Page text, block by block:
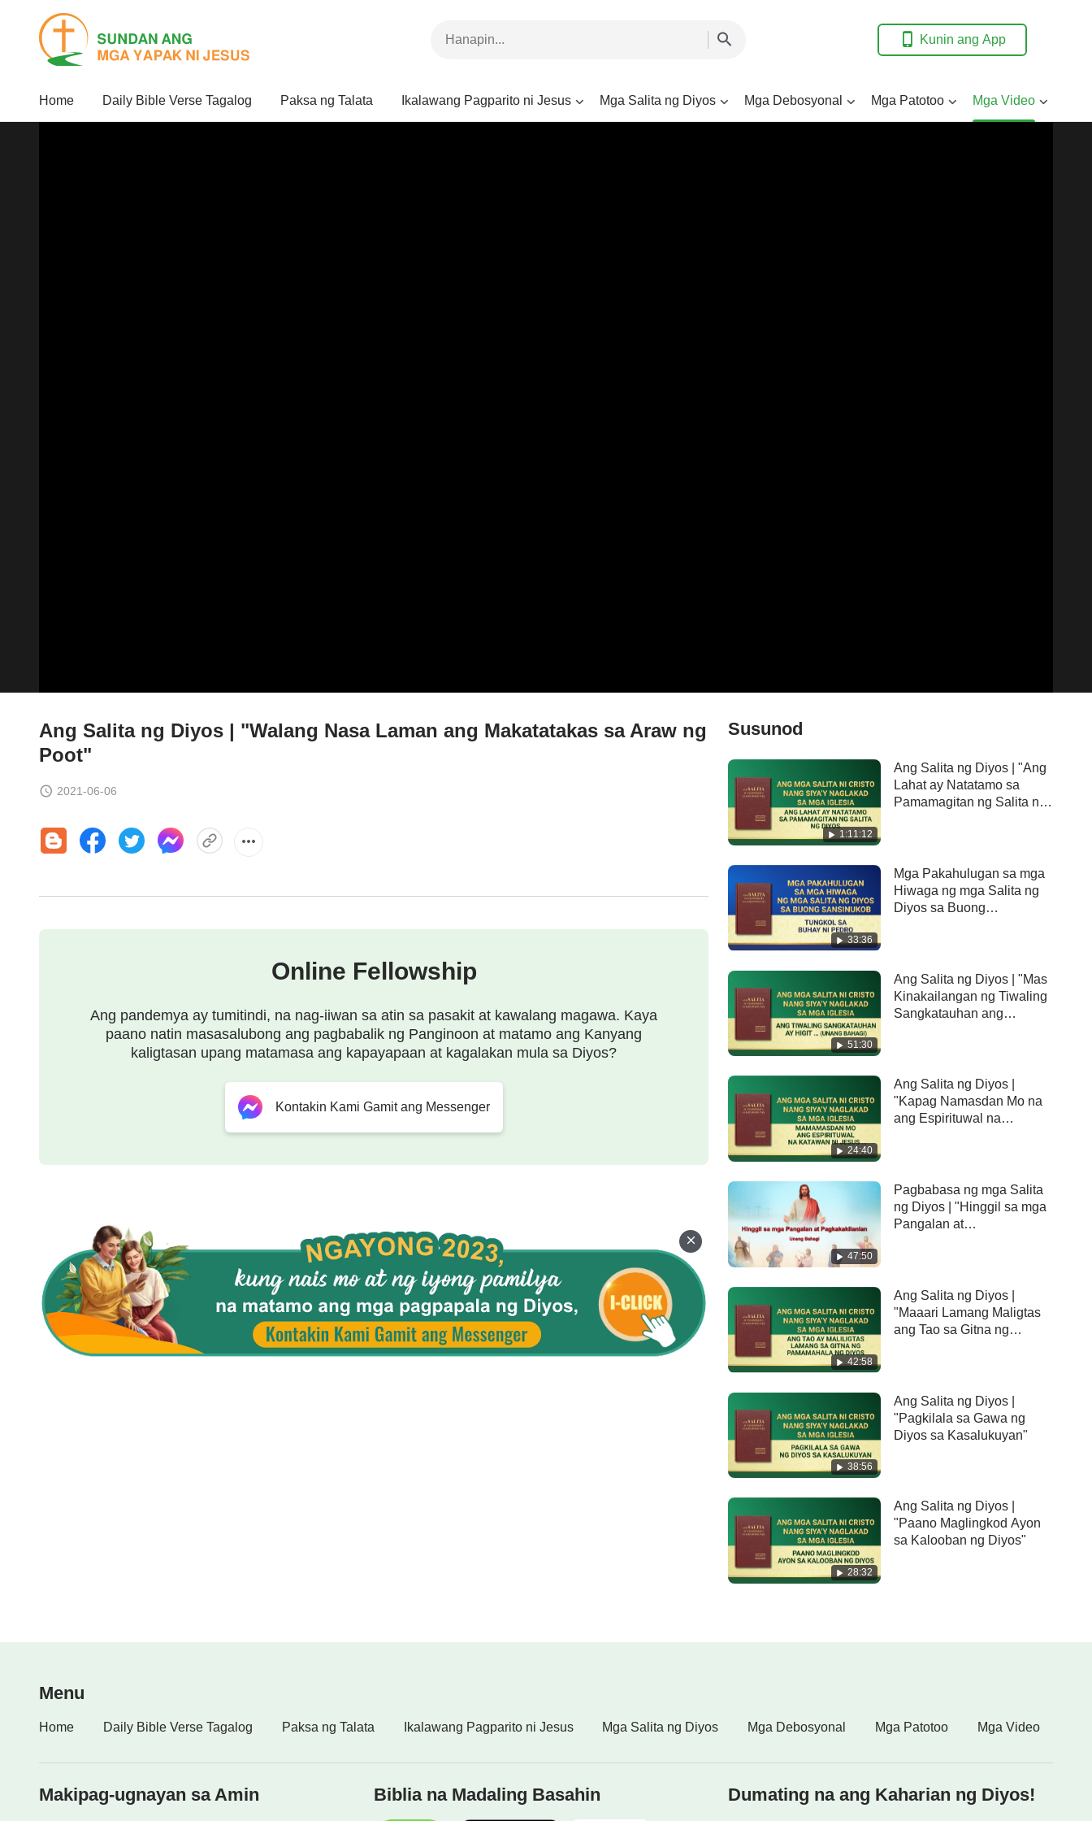
Kunin ang App
Home Daily Bible Verse Tagalog Paksa ng Talata Ikalawang Pagparito ni Jesus Mga Salita ng Diyos Mga Debosyonal Mga Patotoo Mga Video
Ang Salita ng Diyos | "Walang Nasa Laman ang Makatatakas sa Araw ng
Poot"
2021-06-06
Online Fellowship
Ang pandemya ay tumitindi, na nag-iiwan sa atin sa pasakit at kawalang magawa. Kaya
paano natin masasalubong ang pagbabalik ng Panginoon at matamo ang Kanyang
kaligtasan upang matamasa ang kapayapaan at kagalakan mula sa Diyos?
Kontakin Kami Gamit ang Messenger
Susunod
1:11:12
Ang Salita ng Diyos | "Ang
Lahat ay Natatamo sa
Pamamagitan ng Salita ng
33:36
Mga Pakahulugan sa mga
Hiwaga ng mga Salita ng
Diyos sa Buong
51:30
Ang Salita ng Diyos | "Mas
Kinakailangan ng Tiwaling
Sangkatauhan ang
24:40
Ang Salita ng Diyos |
"Kapag Namasdan Mo na
ang Espirituwal na
47:50
Pagbabasa ng mga Salita
ng Diyos | "Hinggil sa mga
Pangalan at
42:58
Ang Salita ng Diyos |
"Maaari Lamang Maligtas
ang Tao sa Gitna ng
38:56
Ang Salita ng Diyos |
"Pagkilala sa Gawa ng
Diyos sa Kasalukuyan"
28:32
Ang Salita ng Diyos |
"Paano Maglingkod Ayon
sa Kalooban ng Diyos"
Menu
Home Daily Bible Verse Tagalog Paksa ng Talata Ikalawang Pagparito ni Jesus Mga Salita ng Diyos Mga Debosyonal Mga Patotoo Mga Video
Makipag-ugnayan sa Amin Biblia na Madaling Basahin Dumating na ang Kaharian ng Diyos!